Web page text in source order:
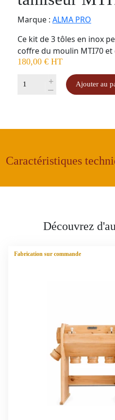
Marque : ALMA PRO
Ce kit de 3 tôles en inox
coffre du moulin MTI70
180,00 € HT
quantité
coffre
-
+
-
Ajouter au
Caractéristiques
Découvrez
Fabrication sur commande